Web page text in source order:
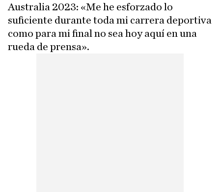
Australia 2023: «Me he esforzado lo
suficiente durante toda mi carrera deportiva
como para mi final no sea hoy aquí en una
rueda de prensa».